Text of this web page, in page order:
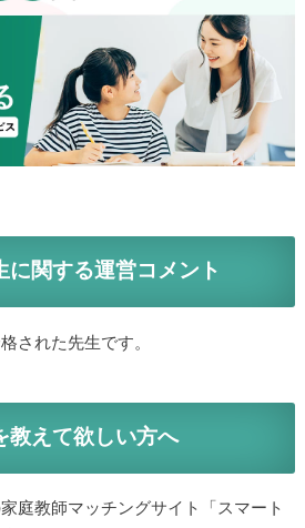
に関する運営コメント
された先生です。
教えて欲しい方へ
庭教師マッチングサイト「スマート